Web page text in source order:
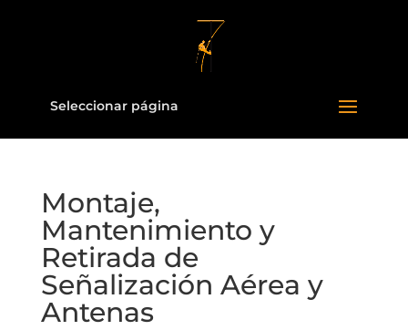
Seleccionar página
Montaje,
Mantenimiento y
Retirada de
Señalización Aérea y
Antenas